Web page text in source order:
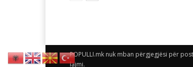
POPULLI.mk nuk mban përgjegjësi për
lajmi.